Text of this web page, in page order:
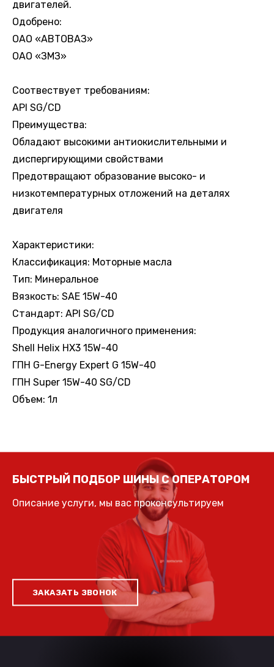
двигателей.
Одобрено:
ОАО «АВТОВАЗ»
ОАО «ЗМЗ»
Соотвествует требованиям:
API SG/CD
Преимущества:
Обладают высокими антиокислительными и
диспергирующими свойствами
Предотвращают образование высоко- и
низкотемпературных отложений на деталях
двигателя
Характеристики:
Классификация: Моторные масла
Тип: Минеральное
Вязкость: SAE 15W-40
Стандарт: API SG/CD
Продукция аналогичного применения:
Shell Helix HX3 15W-40
ГПН G-Energy Expert G 15W-40
ГПН Super 15W-40 SG/CD
Объем: 1л
БЫСТРЫЙ ПОДБОР ШИНЫ С ОПЕРАТОРОМ
Описание услуги, мы вас проконсультируем
ЗАКАЗАТЬ ЗВОНОК